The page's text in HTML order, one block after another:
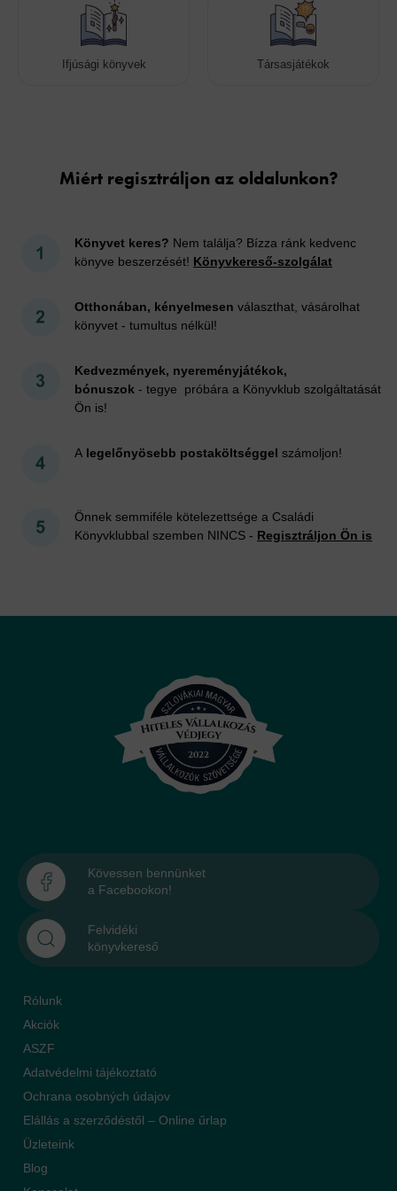
Ifjúsági könyvek Társasjátékok
Miért regisztráljon az oldalunkon?
Könyvet keres? Nem találja? Bízza ránk kedvenc
könyve beszerzését! Könyvkereső-szolgálat
Otthonában, kényelmesen választhat, vásárolhat
könyvet - tumultus nélkül!
Kedvezmények, nyereményjátékok,
bónuszok - tegye próbára a Könyvklub szolgáltatását
Ön is!
A legelőnyösebb postaköltséggel számoljon!
Önnek semmiféle kötelezettsége a Családi
Könyvklubbal szemben NINCS - Regisztráljon Ön is
Kövessen bennünket
a Facebookon!
Felvidéki
könyvkereső
Rólunk
Akciók
ASZF
Adatvédelmi tájékoztató
Ochrana osobných údajov
Elállás a szerződéstől – Online űrlap
Üzleteink
Blog